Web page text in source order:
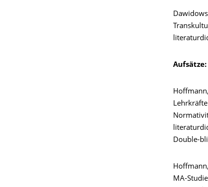
Aufsätze:
Double-
MA-